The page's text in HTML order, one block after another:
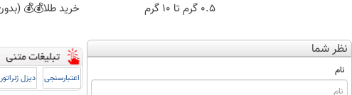
۰.۵ گرم تا ۱۰ گرم
خرید طلا💰💰
نظر شما
نام
اعتبارسنجی دیزل ژنراتور